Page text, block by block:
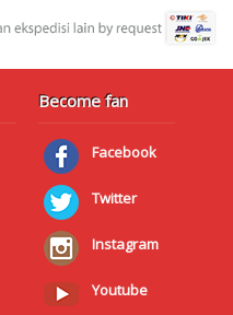
Become fan
Facebook
Twitter
Instagram
Youtube